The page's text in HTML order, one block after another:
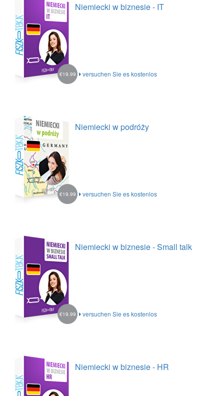
Niemiecki w biznesie - IT
versuchen Sie es kostenlos
€19.99
Niemiecki w podróży
versuchen Sie es kostenlos
€19.99
Niemiecki w biznesie - Small talk
versuchen Sie es kostenlos
€19.99
Niemiecki w biznesie - HR